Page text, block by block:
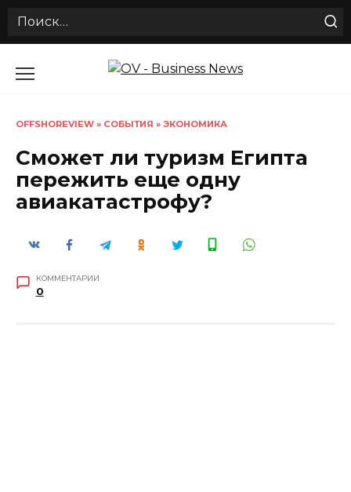
Search
OFFSHOREVIEW » СОБЫТИЯ » ЭКОНОМИКА
Сможет ли туризм Египта
пережить еще одну
авиакатастрофу?
КОММЕНТАРИИ
0